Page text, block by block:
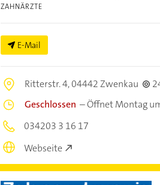
ZAHNÄRZTE
E-Mail
Ritterstr. 4,04442 Zwenkau
Geschlossen –Öffnet Montag
034203 3 16 17
Webseite